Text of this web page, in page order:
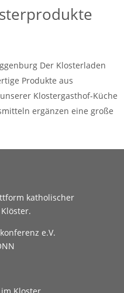
Der Klosterladen
Produkte aus
Klostergasthof-Küche
ergänzen eine große
katholischer
e.V.